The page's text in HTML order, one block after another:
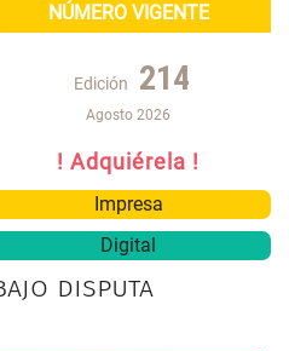
NÚMERO VIGENTE
Edición 214
Agosto 2026
! Adquiérela !
Impresa
Digital
disputa